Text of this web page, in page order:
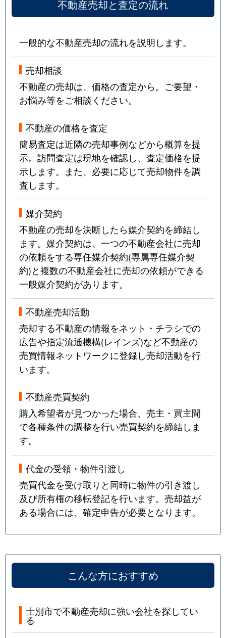
不動産売却と査定の流れ
一般的な不動産売却の流れを説明します。
売却相談
不動産の売却は、価格の査定から。ご要望・
お悩み等をご相談ください。
不動産の価格を査定
簡易査定は近隣の売却事例などから概算を提
示。訪問査定は現地を確認し、査定価格を提
示します。また、必要に応じて売却物件を調
査します。
媒介契約
不動産の売却を決断したら媒介契約を締結し
ます。媒介契約は、一つの不動産会社に売却
の依頼をする専任媒介契約(専属専任媒介契
約)と複数の不動産会社に売却の依頼ができる
一般媒介契約があります。
不動産売却活動
売却する不動産の情報をネット・チラシでの
広告や指定流通機構(レインズ)など不動産の
売買情報ネットワークに登録し売却活動を行
います。
不動産売買契約
購入希望者が見つかった場合、売主・買主間
で各種条件の調整を行い売買契約を締結しま
す。
代金の受領・物件引渡し
売買代金を受け取りと同時に物件の引き渡し
及び所有権の移転登記を行います。売却益が
ある場合には、確定申告が必要となります。
こんな方におすすめ
士別市で不動産売却に強い会社を探してい
る